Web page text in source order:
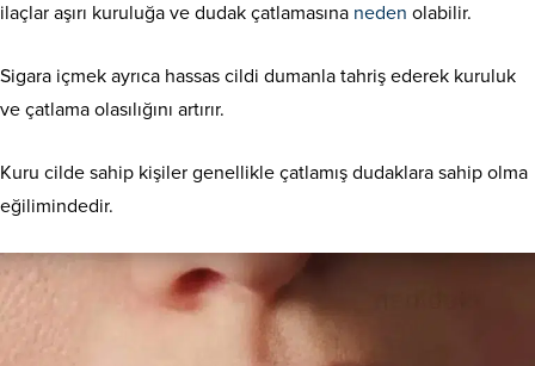
ilaçlar aşırı kuruluğa ve dudak çatlamasına neden olabilir.
Sigara içmek ayrıca hassas cildi dumanla tahriş ederek kuruluk
ve çatlama olasılığını artırır.
Kuru cilde sahip kişiler genellikle çatlamış dudaklara sahip olma
eğilimindedir.